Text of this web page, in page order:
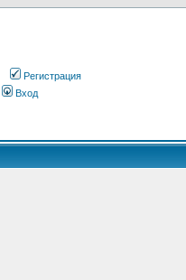
Регистрация
Вход